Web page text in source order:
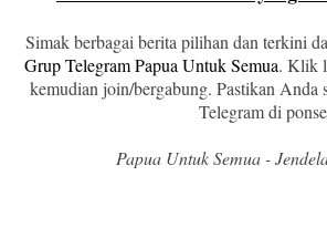
Simak berbagai berita pilihan dan terkini
Grup Telegram Papua Untuk Semua. Klik
kemudian join/bergabung. Pastikan Anda
Telegram di
Papua Untuk Semua -